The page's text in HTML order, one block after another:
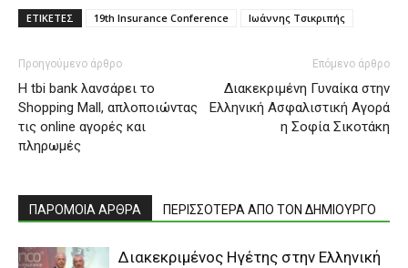
ΕΤΙΚΕΤΕΣ 19th Insurance Conference Ιωάννης Τσικριπής
Προηγούμενο άρθρο
Η tbi bank λανσάρει το
Shopping Mall, απλοποιώντας
τις online αγορές και
πληρωμές
Επόμενο άρθρο
Διακεκριμένη Γυναίκα στην
Ελληνική Ασφαλιστική Αγορά
η Σοφία Σικοτάκη
ΠΑΡΟΜΟΙΑ ΑΡΘΡΑ ΠΕΡΙΣΣΟΤΕΡΑ ΑΠΟ ΤΟΝ ΔΗΜΙΟΥΡΓΟ
Διακεκριμένος Ηγέτης στην Ελληνική